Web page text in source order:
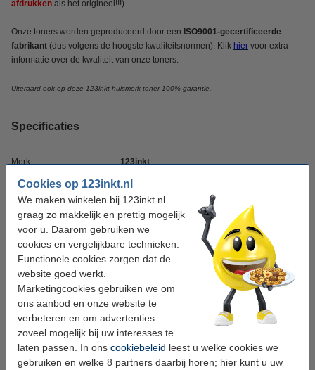
Cookies op 123inkt.nl
We maken winkelen bij 123inkt.nl
graag zo makkelijk en prettig mogelijk
voor u. Daarom gebruiken we
cookies en vergelijkbare technieken.
Functionele cookies zorgen dat de
website goed werkt.
Marketingcookies gebruiken we om
ons aanbod en onze website te
verbeteren en om advertenties
zoveel mogelijk bij uw interesses te
laten passen. In ons cookiebeleid leest u welke cookies we
gebruiken en welke 8 partners daarbij horen; hier kunt u uw
afdrukken als het origineel!!!)
Onze toners worden geproduceerd door een ISO9001-gecertificeerde
fabrikant (dus volgens de hoogste kwaliteitsnormen). Klik hier voor extra
informatie over de kwaliteit van onze toners.
Uiteraard ook op deze 123inkt huismerk toner 100% garantie.
Specificaties
Merk: 123inkt
Type: toner
aantal pagina's: ± 6.000 pagina's
Ons artikelnr: 055439
Nummer:
Tip: papier meebestellen
123inkt kopieerpapier 1 doos van 2.500 vel A4 -
80 grams FSC® Mix Credit
€ 33,50